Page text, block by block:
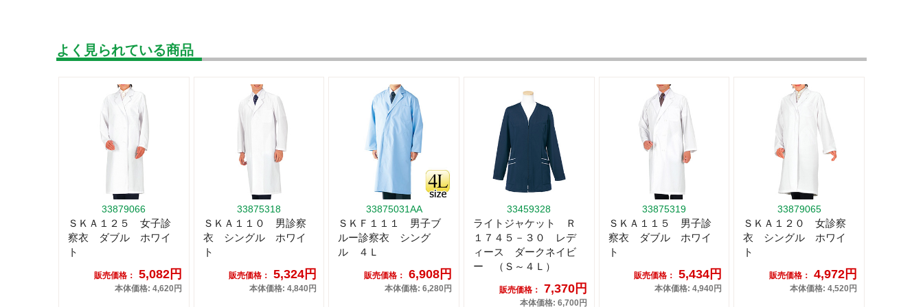
よく見られている商品
33879066
ＳＫＡ１２５ 女子診
察衣 ダブル ホワイ
ト
販売価格： 5,082円
本体価格: 4,620円
33875318
ＳＫＡ１１０ 男診察
衣 シングル ホワイ
ト
販売価格： 5,324円
本体価格: 4,840円
33875031AA
ＳＫＦ１１１ 男子ブ
ルー診察衣 シング
ル ４Ｌ
販売価格： 6,908円
本体価格: 6,280円
33459328
ライトジャケット Ｒ
１７４５－３０ レデ
ィース ダークネイビ
ー （Ｓ～４Ｌ）
販売価格： 7,370円
本体価格: 6,700円
33875319
ＳＫＡ１１５ 男子診
察衣 ダブル ホワイ
ト
販売価格： 5,434円
本体価格: 4,940円
33879065
ＳＫＡ１２０ 女診察
衣 シングル ホワイ
ト
販売価格： 4,972円
本体価格: 4,520円